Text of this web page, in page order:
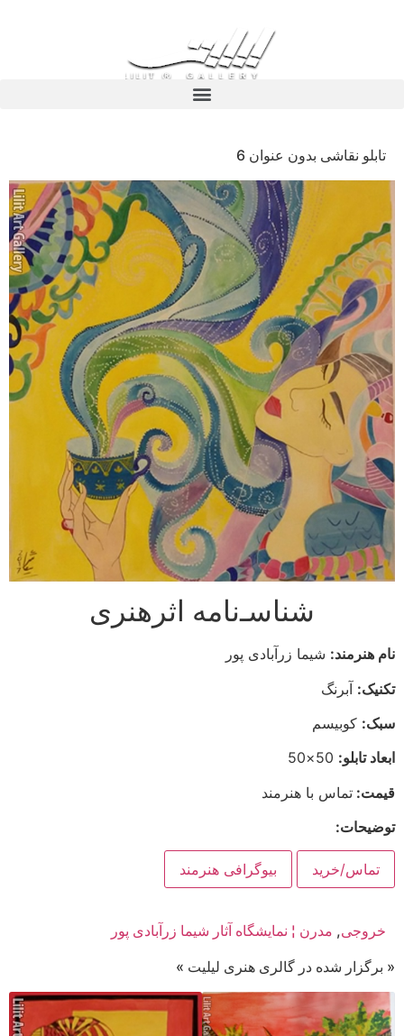
تابلو نقاشی بدون عنوان 6
شناسـ‌نامه اثرهنری
نام هنرمند: شیما زرآبادی پور
تکنیک: آبرنگ
سبک: کوبیسم
ابعاد تابلو:
قیمت: تماس با هنرمند
توضیحات:
تماس/خرید بیوگرافی هنرمند
خروجی, مدرن ¦ نمایشگاه آثار شیما زرآبادی پور
« برگزار شده در گالری هنری لیلیت »